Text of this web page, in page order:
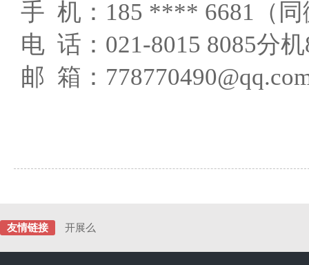
手 机：185 **** 6681（同
电 话：021-8015 8085分机
邮 箱：
友情链接 开展么